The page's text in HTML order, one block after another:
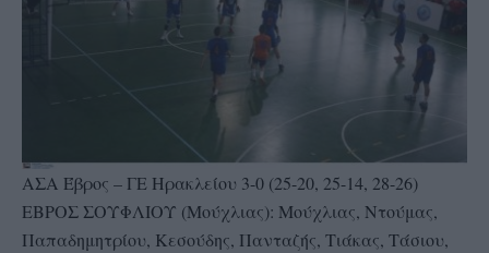
ΑΣΑ Έβρος – ΓΕ Ηρακλείου 3-0 (25-20, 25-14, 28-26)
ΕΒΡΟΣ ΣΟΥΦΛΙΟΥ (Μούχλιας): Μούχλιας, Ντούμας,
Παπαδημητρίου, Κεσούδης, Πανταζής, Τιάκας, Τάσιου,